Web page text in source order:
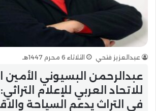
عبدالعزيز فتحي الثلاثاء 6 محرم 1447هـ
عبدالرحمن البسيوني الأمين
للاتحاد العربي للإعلام
في التراث يدعم السياحة